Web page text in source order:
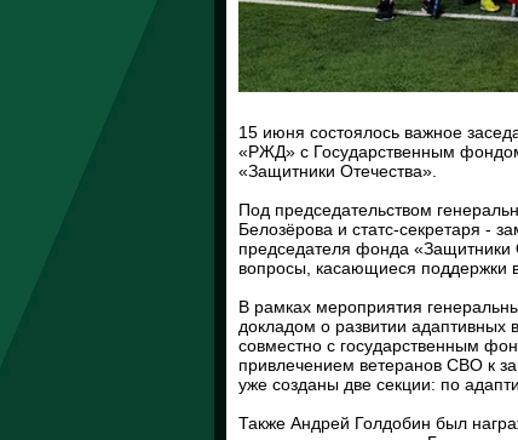
15 июня состоялось важное
«РЖД» с Государственным
«Защитники Отечества».
Под председательством
Белозёрова и статс-секретаря -
председателя фонда «Защитники
вопросы, касающиеся поддержки
В рамках мероприятия
докладом о развитии адаптивных
совместно с государственным
привлечением ветеранов СВО к
уже созданы две секции: по
Также Андрей Голдобин был